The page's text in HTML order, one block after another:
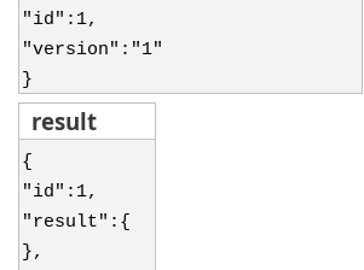
"id":1,
"version":"1"
}
result
{
"id":1,
"result":{
},